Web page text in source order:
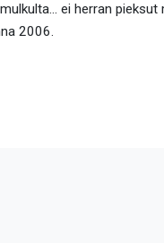
ei herran pieksut
2006.